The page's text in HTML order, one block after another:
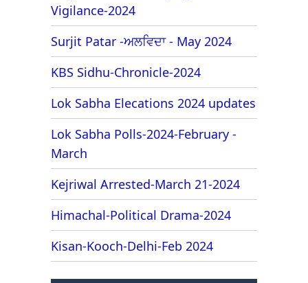
Vigilance-2024
Surjit Patar -ਅਲਵਿਦਾ - May 2024
KBS Sidhu-Chronicle-2024
Lok Sabha Elecations 2024 updates
Lok Sabha Polls-2024-February -
March
Kejriwal Arrested-March 21-2024
Himachal-Political Drama-2024
Kisan-Kooch-Delhi-Feb 2024